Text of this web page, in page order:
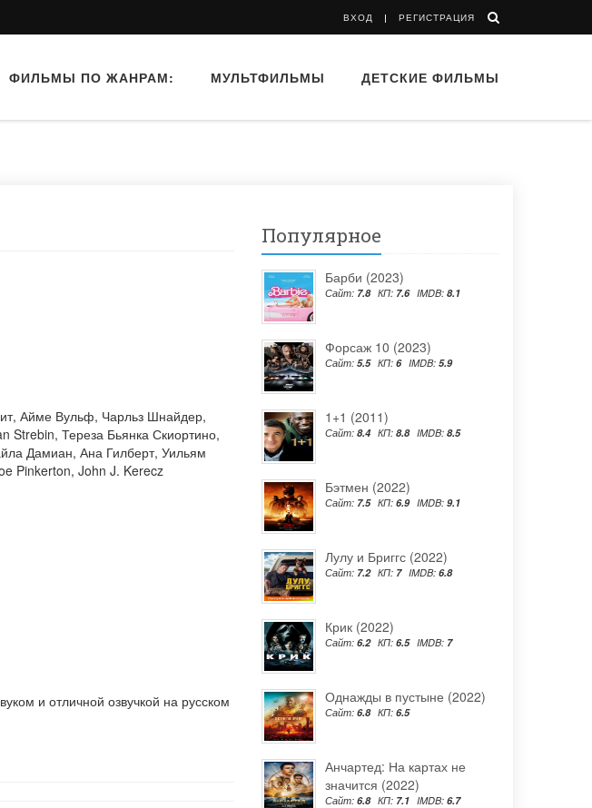
ВХОД РЕГИСТРАЦИЯ
ФИЛЬМЫ ПО ЖАНРАМ: МУЛЬТФИЛЬМЫ ДЕТСКИЕ ФИЛЬМЫ
, Айме Вульф, Чарльз Шнайдер,
Strebin, Тереза Бьянка Скиортино,
Дамиан, Ана Гилберт, Уильям
Pinkerton, John J. Kerecz
и отличной озвучкой на русском
Популярное
Барби (2023)
Сайт: 7.8 КП: 7.6 IMDB: 8.1
Форсаж 10 (2023)
Сайт: 5.5 КП: 6 IMDB: 5.9
1+1 (2011)
Сайт: 8.4 КП: 8.8 IMDB: 8.5
Бэтмен (2022)
Сайт: 7.5 КП: 6.9 IMDB: 9.1
Лулу и Бриггс (2022)
Сайт: 7.2 КП: 7 IMDB: 6.8
Крик (2022)
Сайт: 6.2 КП: 6.5 IMDB: 7
Однажды в пустыне (2022)
Сайт: 6.8 КП: 6.5
Анчартед: На картах не
значится (2022)
Сайт: 6.8 КП: 7.1 IMDB: 6.7